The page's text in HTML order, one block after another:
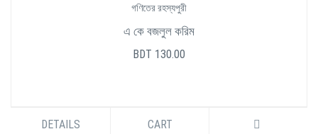
গণিতের রহস্যপুরী
এ কে বজলুল করিম
BDT 130.00
DETAILS CART